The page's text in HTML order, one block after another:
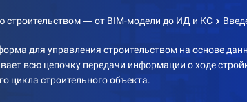
строительством — от BIM-модели до ИД и КС
для управления строительством на основе
всю цепочку передачи информации о ходе
цикла строительного объекта.